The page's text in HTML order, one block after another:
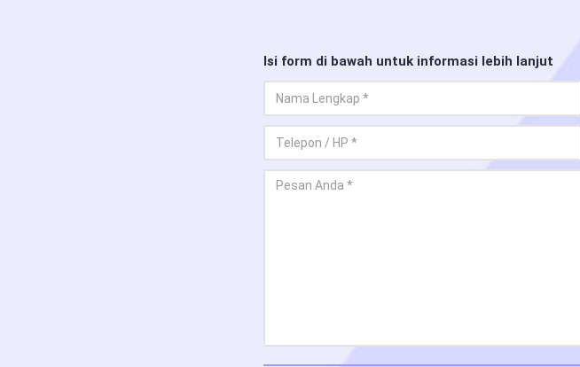
Isi form di bawah untuk informasi lebih lanjut